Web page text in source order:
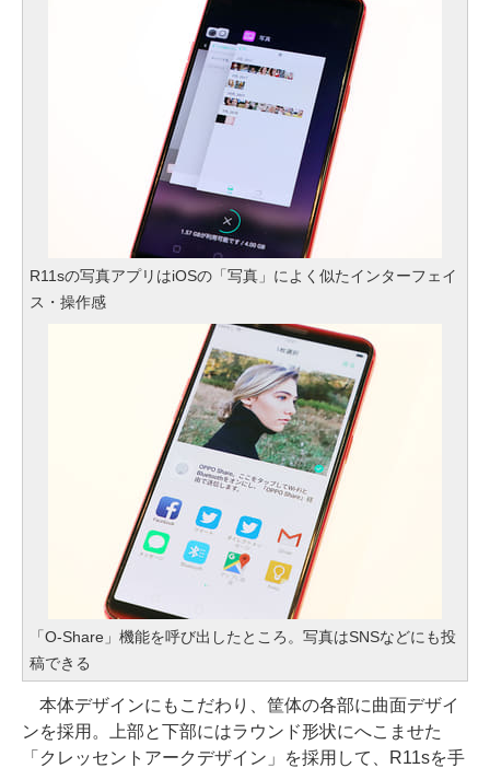
R11sの写真アプリはiOSの「写真」によく似たインターフェイ
ス・操作感
「O-Share」機能を呼び出したところ。写真はSNSなどにも投
稿できる
本体デザインにもこだわり、筐体の各部に曲面デザイ
ンを採用。上部と下部にはラウンド形状にへこませた
「クレッセントアークデザイン」を採用して、R11sを手